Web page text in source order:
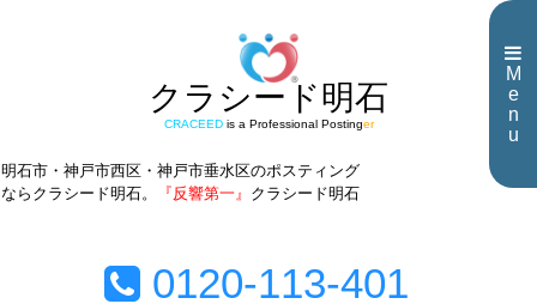
M
e
n
u
クラシード明石
CRACEEDis a Professional Postinger
明石市・神戸市西区・神戸市垂水区のポスティング
ならクラシード明石。
『反響第一』 クラシード明石
0120-113-401